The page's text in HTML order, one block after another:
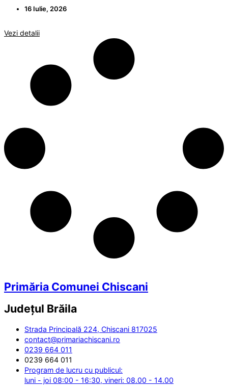
16 Iulie, 2026
Vezi detalii
Primăria Comunei Chiscani
Județul Brăila
Strada Principală 224, Chiscani 817025
contact@primariachiscani.ro
0239 664 011
0239 664 011
Program de lucru cu publicul:
luni - joi 08:00 - 16:30, vineri: 08.00 - 14.00